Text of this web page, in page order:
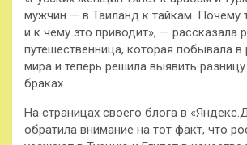
мужчин — в Таиланд к тайкам. Почему
и к чему это приводит», — рассказала
путешественница, которая побывала в
мира и теперь решила выявить
браках.
На страницах своего блога в
обратила внимание на тот факт, что